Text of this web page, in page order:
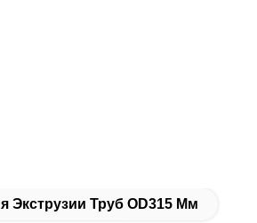
Экструзии Труб OD315 Мм